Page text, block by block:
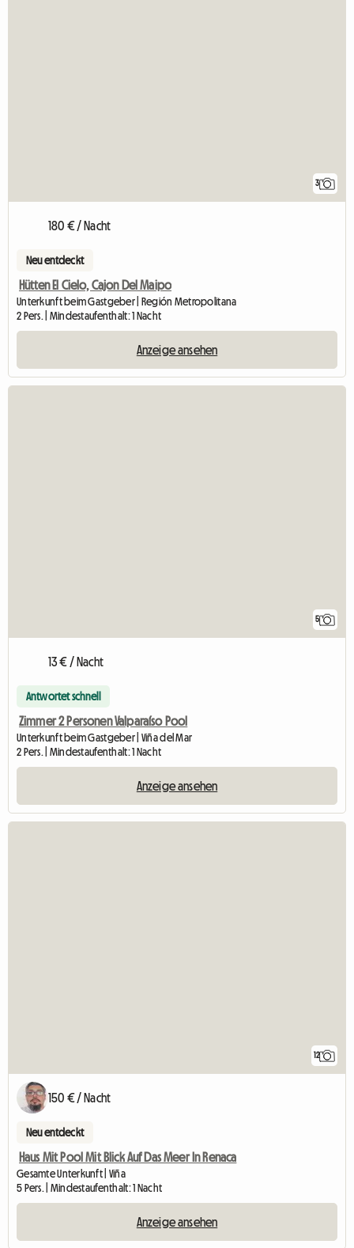
3
180 € / Nacht
Neu entdeckt
Hütten El Cielo, Cajon Del Maipo
Unterkunft beim Gastgeber | Región Metropolitana
2 Pers. | Mindestaufenthalt: 1 Nacht
Anzeige ansehen
5
13 € / Nacht
Antwortet schnell
Zimmer 2 Personen Valparaíso Pool
Unterkunft beim Gastgeber | Viña del Mar
2 Pers. | Mindestaufenthalt: 1 Nacht
Anzeige ansehen
12
150 € / Nacht
Neu entdeckt
Haus Mit Pool Mit Blick Auf Das Meer In Renaca
Gesamte Unterkunft | Viña
5 Pers. | Mindestaufenthalt: 1 Nacht
Anzeige ansehen